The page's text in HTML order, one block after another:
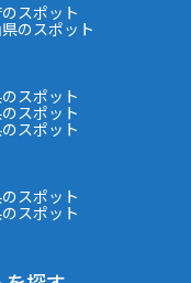
スポット
のスポット
スポット
スポット
スポット
スポット
スポット